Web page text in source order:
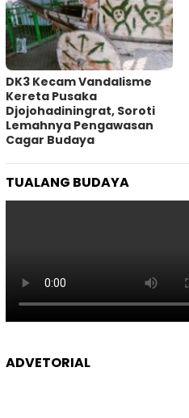
DK3 Kecam Vandalisme
Kereta Pusaka
Djojohadiningrat, Soroti
Lemahnya Pengawasan
Cagar Budaya
TUALANG BUDAYA
ADVETORIAL